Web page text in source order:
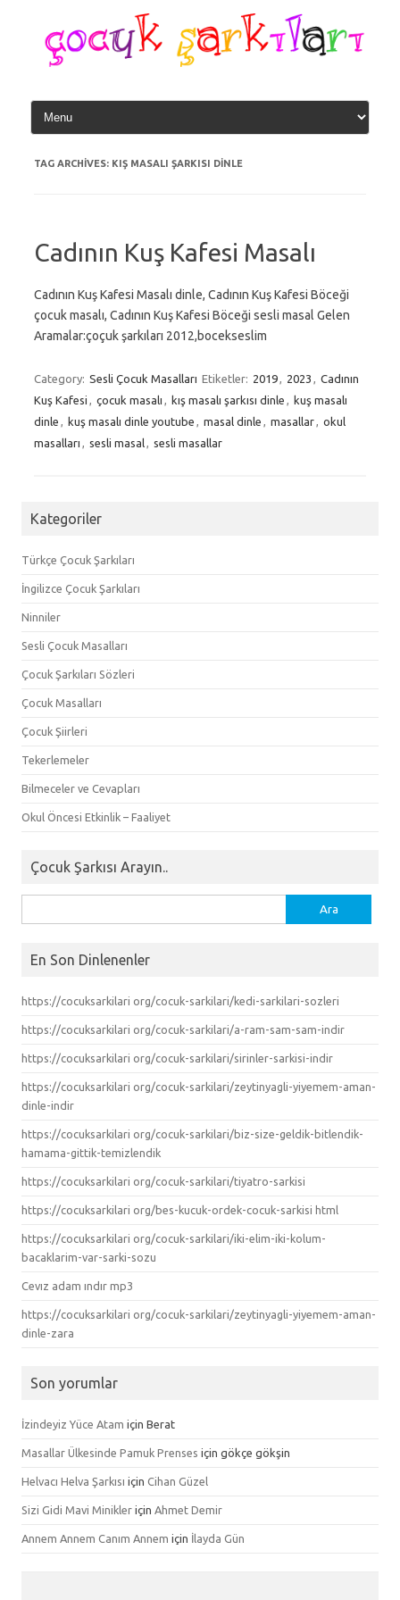
content
TAG ARCHIVES: KIŞ MASALI ŞARKISI DINLE
Cadının Kuş Kafesi Masalı
Cadının Kuş Kafesi Masalı dinle, Cadının Kuş Kafesi Böceği
çocuk masalı, Cadının Kuş Kafesi Böceği sesli masal Gelen
Aramalar:çoçuk şarkıları 2012,bocekseslim
Category: Sesli Çocuk Masalları Etiketler: 2019 2023
Cadının
Kuş Kafesi
çocuk masalı kış masalı şarkısı dinle
kuş masalı
dinle
kuş masalı dinle youtube masal dinle masallar
okul
masalları
sesli masal sesli masallar
Kategoriler
Türkçe Çocuk Şarkıları
İngilizce Çocuk Şarkıları
Ninniler
Sesli Çocuk Masalları
Çocuk Şarkıları Sözleri
Çocuk Masalları
Çocuk Şiirleri
Tekerlemeler
Bilmeceler ve Cevapları
Okul Öncesi Etkinlik – Faaliyet
Çocuk Şarkısı Arayın..
En Son Dinlenenler
https://cocuksarkilari org/cocuk-sarkilari/kedi-sarkilari-sozleri
https://cocuksarkilari org/cocuk-sarkilari/a-ram-sam-sam-indir
https://cocuksarkilari org/cocuk-sarkilari/sirinler-sarkisi-indir
https://cocuksarkilari org/cocuk-sarkilari/zeytinyagli-yiyemem-aman-
dinle-indir
https://cocuksarkilari org/cocuk-sarkilari/biz-size-geldik-bitlendik-
hamama-gittik-temizlendik
https://cocuksarkilari org/cocuk-sarkilari/tiyatro-sarkisi
https://cocuksarkilari org/bes-kucuk-ordek-cocuk-sarkisi html
https://cocuksarkilari org/cocuk-sarkilari/iki-elim-iki-kolum-
bacaklarim-var-sarki-sozu
Cevız adam ındır mp3
https://cocuksarkilari org/cocuk-sarkilari/zeytinyagli-yiyemem-aman-
dinle-zara
Son yorumlar
İzindeyiz Yüce Atam için Berat
Masallar Ülkesinde Pamuk Prenses için gökçe gökşin
Helvacı Helva Şarkısı için Cihan Güzel
Sizi Gidi Mavi Minikler için Ahmet Demir
Annem Annem Canım Annem için İlayda Gün